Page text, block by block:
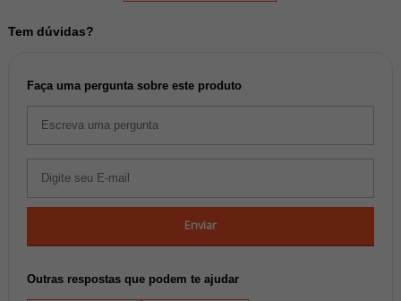
Tem dúvidas?
Faça uma pergunta sobre este produto
Enviar
Outras respostas que podem te ajudar